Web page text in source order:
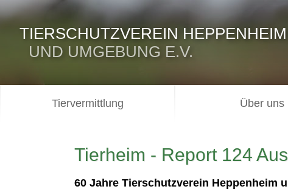
TIERSCHUTZVEREIN HEPPENHEIM
UND UMGEBUNG E.V.
Tiervermittlung Über uns
Tierheim - Report 124
60 Jahre Tierschutzverein Heppenheim